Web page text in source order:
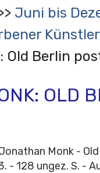
Juni bis
Old Berlin
OLD
Monk -
- 128 ungez. S. -